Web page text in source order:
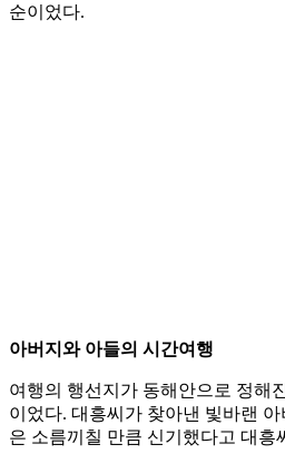
순이었다.
아버지와 아들의 시간여행
여행의 행선지가 동해안으로 정해
이었다. 대흥씨가 찾아낸 빛바랜
은 소름끼칠 만큼 신기했다고 대흥